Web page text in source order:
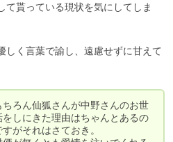
て貰っている現状を気にしてしま
しく言葉で諭し、遠慮せずに甘えて
ちろん仙狐さんが中野さんのお世
をしにきた理由はちゃんとあるの
すがそれはさておき。